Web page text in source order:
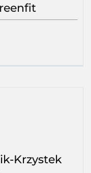
Krzystek